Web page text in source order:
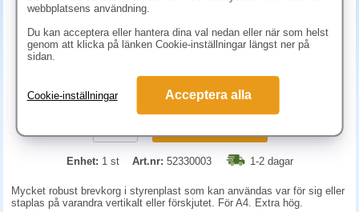
198.80 kr (inkl. moms)
Enhet: 1 st Art.nr: 52330003 1-2 dagar
Mycket robust brevkorg i styrenplast som kan användas var för sig eller
staplas på varandra vertikalt eller förskjutet. För A4. Extra hög.
webbplatsens användning.
Du kan acceptera eller hantera dina val nedan eller när som helst
genom att klicka på länken Cookie-inställningar längst ner på
sidan.
Cookie-inställningar Acceptera alla